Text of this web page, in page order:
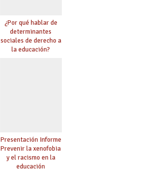
¿Por qué hablar de
determinantes
sociales de derecho a
la educación?
Presentación Informe
Prevenir la xenofobia
y el racismo en la
educación